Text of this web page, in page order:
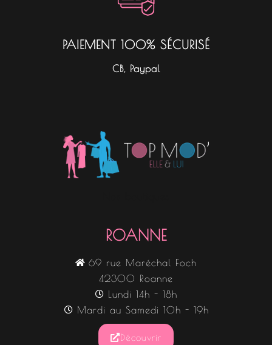
PAIEMENT 100% SÉCURISÉ
CB, Paypal
ROANNE
69 rue Maréchal Foch
42300 Roanne
Lundi 14h - 18h
Mardi au Samedi 10h - 19h
Découvrir